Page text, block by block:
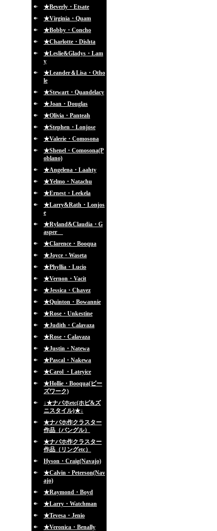
★Beverly・Etsate
★Virginia・Quam
★Bobby・Concho
★Charlotte・Dishta
★Leslie&Gladys・Lam
y
★Leander＆Lisa・Otho
le
★Stewart・Quandelacy
★Joan・Douglas
★Olivia・Panteah
★Stephen・Lonjose
★Valerie・Comosona
★Shenel・Comosona(P
oblano)
★Angelena・Laahty
★Yelmo・Natachu
★Ernest・Leekela
★Larry&Rath・Lonjos
e
★Ryland&Claudia・G
asper
★Clarence・Booqua
★Joyce・Waseta
★Phyllia・Lucio
★Vernon・Vacit
★Jessica・Chavez
★Quinton・Bowannie
★Rose・Unkestine
★Judith・Calavaza
★Rose・Calavaza
★Justin・Natewa
★Pascal・Nakewa
★Carol ・Lateyice
★Hollie・Booqua(ビー
ズワーク)
↓★ナバホetc(ホピ&ズ
ニスタイル)★↓
★ナバホ作クラスター
作品（バングル）
★ナバホ作クラスター
作品（リングetc）
Hyson・Craig(Navajo)
★Calvin・Peterson(Nav
ajo)
★Raymond・Boyd
★Larry・Watchman
★Tevesa・Jenio
★Veronica・Benally